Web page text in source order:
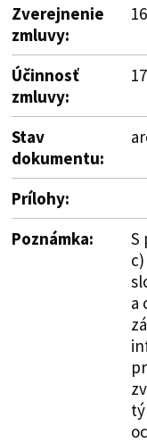
Zverejnenie
zmluvy:
Účinnosť
zmluvy:
Stav
dokumentu:
Prílohy:
Poznámka:
S
a